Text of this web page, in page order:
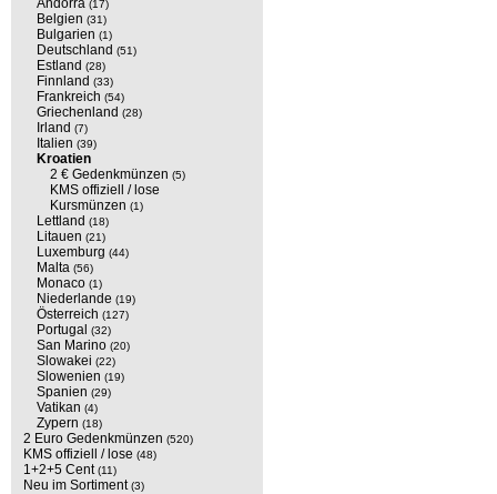
Andorra (17)
Belgien (31)
Bulgarien (1)
Deutschland (51)
Estland (28)
Finnland (33)
Frankreich (54)
Griechenland (28)
Irland (7)
Italien (39)
Kroatien
2 € Gedenkmünzen (5)
KMS offiziell / lose
Kursmünzen (1)
Lettland (18)
Litauen (21)
Luxemburg (44)
Malta (56)
Monaco (1)
Niederlande (19)
Österreich (127)
Portugal (32)
San Marino (20)
Slowakei (22)
Slowenien (19)
Spanien (29)
Vatikan (4)
Zypern (18)
2 Euro Gedenkmünzen (520)
KMS offiziell / lose (48)
1+2+5 Cent (11)
Neu im Sortiment (3)